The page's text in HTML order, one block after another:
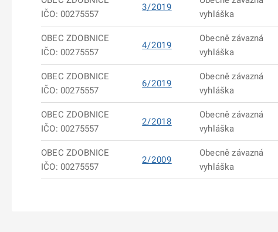
IČO: 00275557
3/2019
vyhláška
OBEC ZDOBNICE
IČO: 00275557
4/2019
Obecně závazná
vyhláška
OBEC ZDOBNICE
IČO: 00275557
6/2019
Obecně závazná
vyhláška
OBEC ZDOBNICE
IČO: 00275557
2/2018
Obecně závazná
vyhláška
OBEC ZDOBNICE
IČO: 00275557
2/2009
Obecně závazná
vyhláška